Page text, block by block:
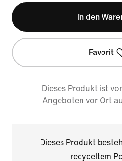
In den
Favorit
Dieses Produkt ist
Angeboten vor Ort
Dieses Produkt
recyceltem